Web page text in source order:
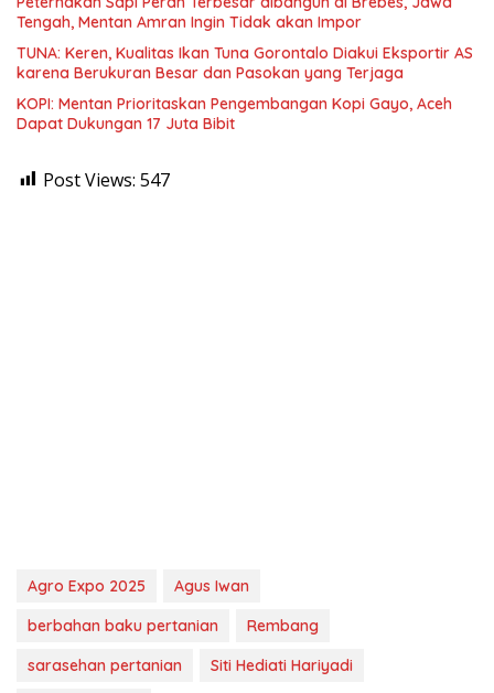
Tengah, Mentan Amran Ingin Tidak akan Impor
TUNA: Keren, Kualitas Ikan Tuna Gorontalo Diakui Eksportir AS
karena Berukuran Besar dan Pasokan yang Terjaga
KOPI: Mentan Prioritaskan Pengembangan Kopi Gayo, Aceh
Dapat Dukungan 17 Juta Bibit
Post Views: 547
Agro Expo 2025
Agus Iwan
berbahan baku pertanian
Rembang
sarasehan pertanian
Siti Hediati Hariyadi